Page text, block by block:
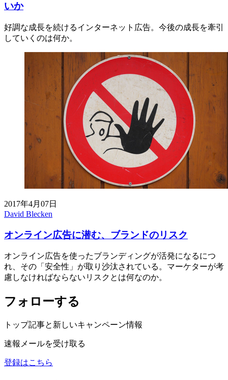
いか
好調な成長を続けるインターネット広告。今後の成長を牽引
していくのは何か。
2017年4月07日
David Blecken
オンライン広告に潜む、ブランドのリスク
オンライン広告を使ったブランディングが活発になるにつ
れ、その「安全性」が取り沙汰されている。マーケターが考
慮しなければならないリスクとは何なのか。
フォローする
トップ記事と新しいキャンペーン情報
速報メールを受け取る
登録はこちら